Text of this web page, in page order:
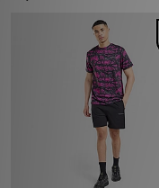
Lataa JD-sovellus
Minun viestini
Asiakaspalvelu ja